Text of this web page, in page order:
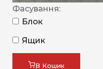
Фасування:
Блок
Ящик
В Кошик